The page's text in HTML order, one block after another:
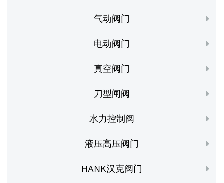
气动阀门
电动阀门
真空阀门
刀型闸阀
水力控制阀
液压高压阀门
HANK汉克阀门